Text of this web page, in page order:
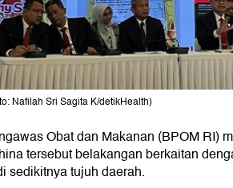
Nafilah Sri Sagita K/detikHealth)
Obat dan Makanan (BPOM RI)
tersebut belakangan berkaitan
sedikitnya tujuh daerah.